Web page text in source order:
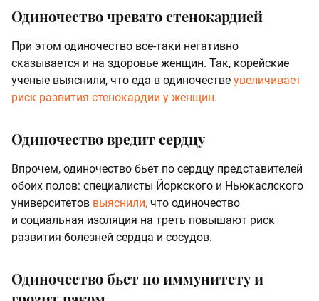
Одиночество чревато стенокардией
При этом одиночество все-таки негативно
сказывается и на здоровье женщин. Так, корейские
ученые выяснили, что еда в одиночестве увеличивает
риск развития стенокардии у женщин.
Одиночество вредит сердцу
Впрочем, одиночество бьет по сердцу представителей
обоих полов: специалисты Йоркского и Ньюкаслского
университетов выяснили, что одиночество
и социальная изоляция на треть повышают риск
развития болезней сердца и сосудов.
Одиночество бьет по иммунитету и